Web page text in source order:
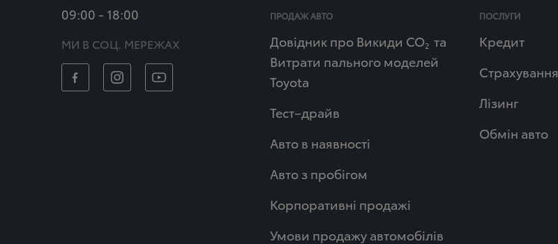
09:00 - 18:00
МИ В СОЦ. МЕРЕЖАХ
ПРОДАЖ АВТО
Довідник про Викиди СО2 та
Витрати пального моделей
Toyota
Тест–драйв
Авто в наявності
Авто з пробігом
Корпоративні продажі
Умови продажу автомобілів
ПОСЛУГИ
Кредит
Страхування
Лізинг
Обмін авто